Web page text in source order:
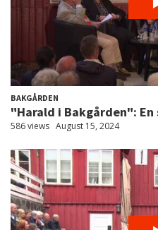
BAKGÅRDEN
"Harald i Bakgården":
586 views August 15, 2024